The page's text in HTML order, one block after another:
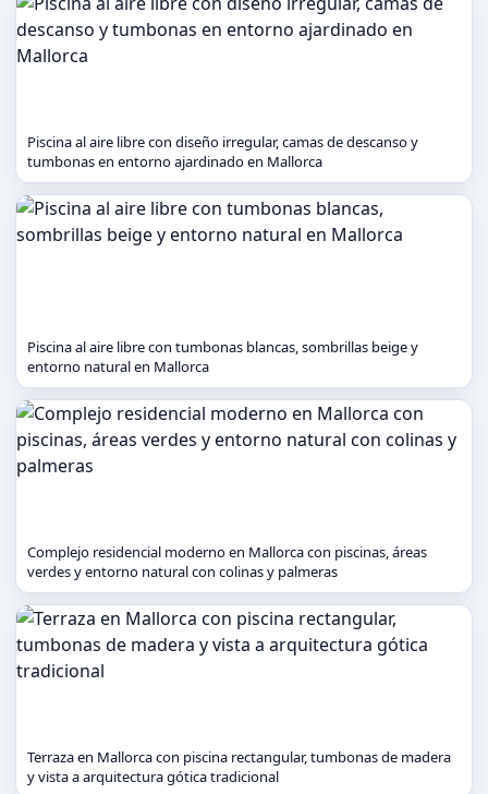
Piscina al aire libre con diseño irregular, camas de descanso y
tumbonas en entorno ajardinado en Mallorca
Piscina al aire libre con tumbonas blancas, sombrillas beige y
entorno natural en Mallorca
Complejo residencial moderno en Mallorca con piscinas, áreas
verdes y entorno natural con colinas y palmeras
Terraza en Mallorca con piscina rectangular, tumbonas de madera
y vista a arquitectura gótica tradicional